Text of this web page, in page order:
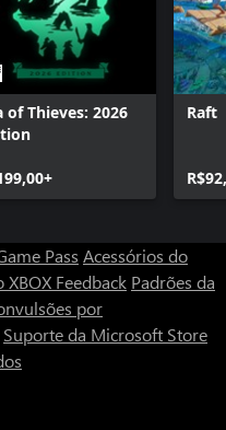
of Thieves: 2026
Raft
Pass Acessórios do
XBOX Feedback Padrões da
por
Suporte da Microsoft Store